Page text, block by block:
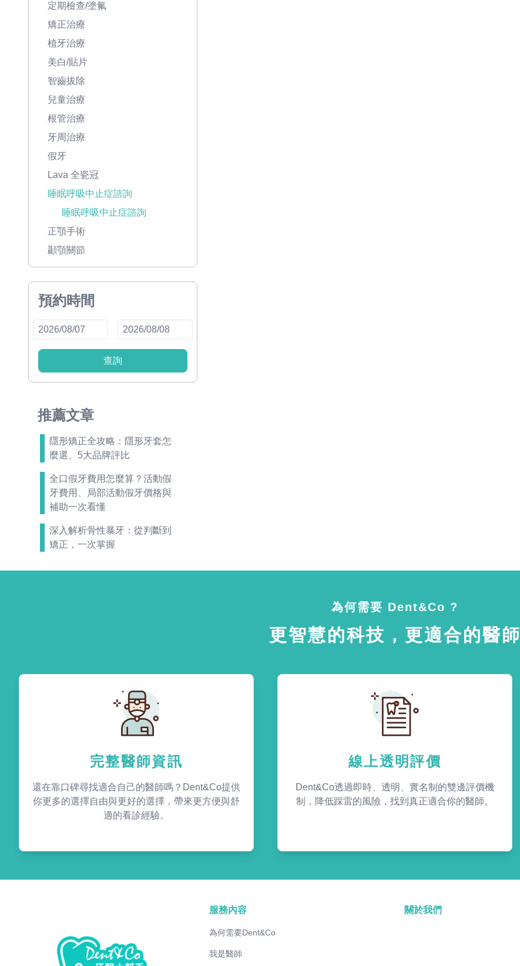
定期檢查/塗氟
矯正治療
植牙治療
美白/貼片
智齒拔除
兒童治療
根管治療
牙周治療
假牙
Lava 全瓷冠
睡眠呼吸中止症諮詢
睡眠呼吸中止症諮詢
正顎手術
顳顎關節
預約時間
查詢
推薦文章
隱形矯正全攻略：隱形牙套怎
麼選、5大品牌評比
全口假牙費用怎麼算？活動假
牙費用、局部活動假牙價格與
補助一次看懂
深入解析骨性暴牙：從判斷到
矯正，一次掌握
為何需要 Dent&Co ?
更智慧的科技，更適合的醫師
完整醫師資訊
還在靠口碑尋找適合自己的醫師嗎？Dent&Co提供
你更多的選擇自由與更好的選擇，帶來更方便與舒
適的看診經驗。
線上透明評價
Dent&Co透過即時、透明、實名制的雙邊評價機
制，降低踩雷的風險，找到真正適合你的醫師。
服務內容
為何需要Dent&Co
我是醫師
關於我們